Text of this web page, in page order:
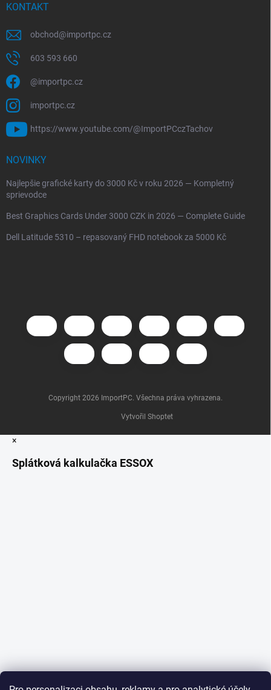
KONTAKT
obchod@importpc.cz
603 593 660
@importpc.cz
importpc.cz
https://www.youtube.com/@ImportPCczTachov
NOVINKY
Najlepšie grafické karty do 3000 Kč v roku 2026 — Kompletný
sprievodce
Best Graphics Cards Under 3000 CZK in 2026 — Complete Guide
Dell Latitude 5310 – repasovaný FHD notebook za 5000 Kč
Vytvořil Shoptet
Copyright 2026 ImportPC. Všechna práva vyhrazena.
×
Splátková kalkulačka ESSOX